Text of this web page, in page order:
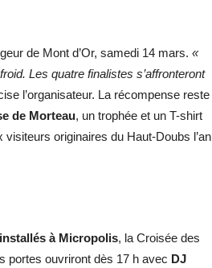
de Mont d’Or, samedi 14 mars. «
Les quatre finalistes s’affronteront
l’organisateur. La récompense reste
de Morteau, un trophée et un T-shirt
originaires du Haut-Doubs l’an
à Micropolis, la Croisée des
portes ouvriront dès 17 h avec DJ